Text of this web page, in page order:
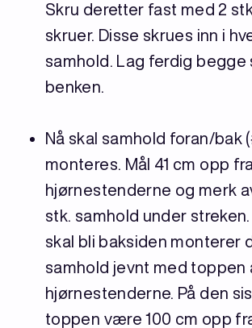
Skru deretter fast med 2
skruer. Disse skrues inn i
samhold. Lag ferdig begge
benken.
Nå skal samhold foran/bak
monteres. Mål 41 cm opp
hjørnestenderne og merk
stk. samhold under
skal bli baksiden monterer
samhold jevnt med toppen
hjørnestenderne. På den
toppen være 100 cm opp